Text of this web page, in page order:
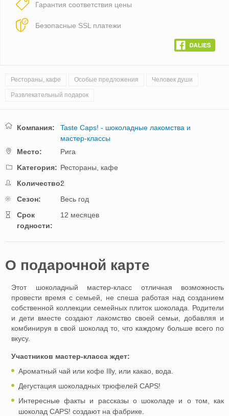
Гарантия соответствия цены
Безопасные SSL платежи
Рестораны, кафе Особые предложения Человек души
Развлекательный подарок
Компания:
Taste Caps! - шоколадные лакомства и
мастер-классы
Mестo:
Рига
Kатегория: Рестораны, кафе
Количество:2
Cезон:
Весь год
Cрок
годности:
12 месяцев
O подарочной картe
Этот шоколадный мастер-класс отличная возможность
провести время c семьей, не спеша работая над созданием
собственной коллекции семейных плиток шоколада. Родители
и дети вместе создают лакомство своей семьи, добавляя и
комбинируя в свой шоколад то, что каждому больше всего по
вкусу.
Участников мастер-класса ждет:
Ароматный чай или кофе Illy, или какао, вода.
Дегустация шоколадных трюфелей CAPS!
Интересные факты и рассказы о шоколаде и о том, как
шоколад CAPS! создают на фабрике.